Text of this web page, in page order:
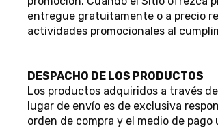
entregue gratuitamente o a precio
actividades promocionales al
DESPACHO DE LOS PRODUCTOS
Los productos adquiridos a través
lugar de envío es de exclusiva
orden de compra y el medio de